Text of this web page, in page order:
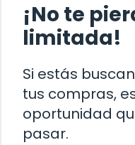
¡No te
limitada!
Si estás
tus compras,
oportunidad
pasar.